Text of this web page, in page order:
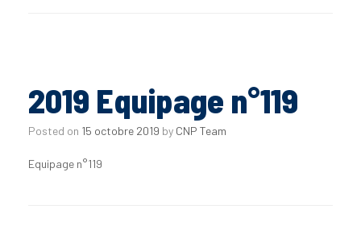
2019 Equipage n°119
Posted on 15 octobre 2019 by CNP Team
Equipage n°119